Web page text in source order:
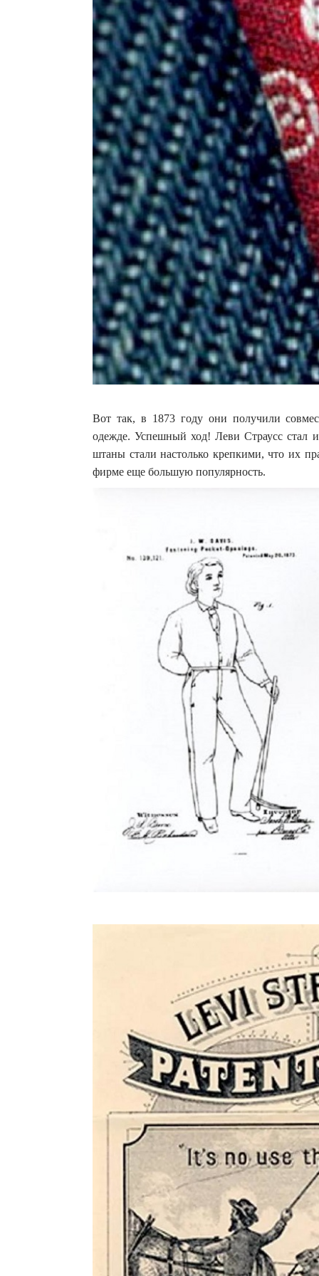
Вот так, в 1873 году они получили
одежде. Успешный ход! Леви Страусс стал
штаны стали настолько крепкими, что их
фирме еще большую популярность.